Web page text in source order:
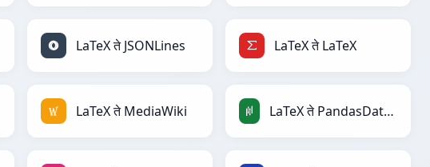
LaTeX ते JSONLines LaTeX ते LaTeX
LaTeX ते MediaWiki LaTeX ते PandasDataFrame